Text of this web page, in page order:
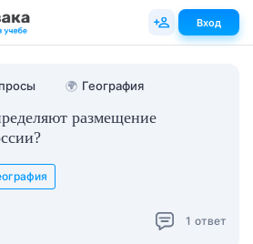
🌍 География
размещение
1 ответ
Вход